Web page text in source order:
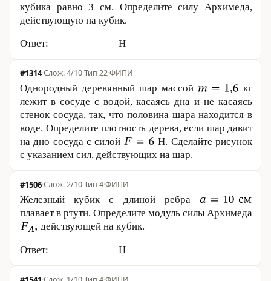
кубика равно3 см. Определите силу Архимеда,
действующую на кубик.
Ответ: Н
#1314· 4/10·Тип 22·ФИПИ
Однородный деревянный шар массой
кг
лежит в сосуде с водой, касаясь дна и не касаясь
стенок сосуда, так, что половина шара находится в
воде. Определите плотность дерева, если шар давит
на дно сосуда с силой
Н. Сделайте рисунок
с указанием сил, действующих на шар.
#1506· 2/10·Тип 4·ФИПИ
Железный кубик с длиной ребра
плавает в ртути. Определите модуль силы Архимеда
действующей на кубик.
Ответ: Н